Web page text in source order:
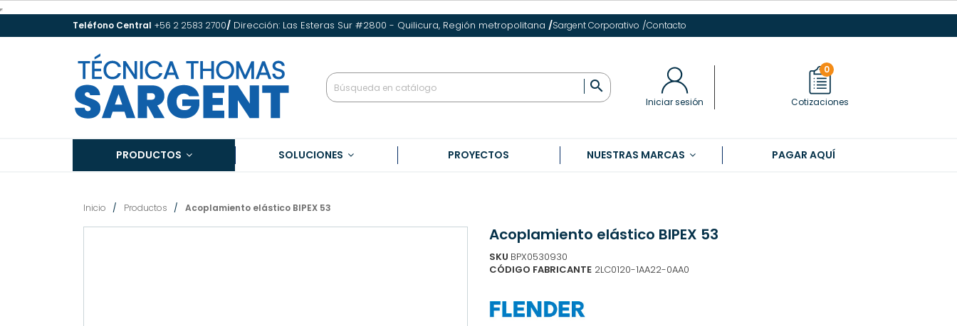
Teléfono Central +56 2 2583 2700/ Dirección: Las Esteras Sur #2800 - Quilicura, Región metropolitana /Sargent Corporativo /Contacto

Iniciar sesión Cotizaciones
0
PRODUCTOS SOLUCIONES PROYECTOS NUESTRAS MARCAS PAGAR AQUÍ
Inicio Productos Acoplamiento elástico BIPEX 53
Acoplamiento elástico BIPEX 53
SKU BPX0530930
CÓDIGO FABRICANTE 2LC0120-1AA22-0AA0